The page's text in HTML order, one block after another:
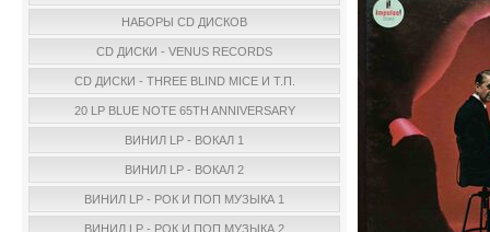
НАБОРЫ CD ДИСКОВ
CD ДИСКИ - VENUS RECORDS
CD ДИСКИ - THREE BLIND MICE И Т.П.
20 LP BLUE NOTE 65TH ANNIVERSARY
ВИНИЛ LP - ВОКАЛ 1
ВИНИЛ LP - ВОКАЛ 2
ВИНИЛ LP - РОК И ПОП МУЗЫКА 1
ВИНИЛ LP - РОК И ПОП МУЗЫКА 2